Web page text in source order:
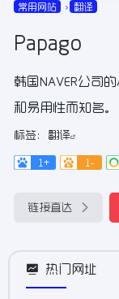
常用网站 翻译
Papago
韩国NAVER公司
和易用性而知名。
标签： 翻译
1+ 1-
链接直达
热门网址